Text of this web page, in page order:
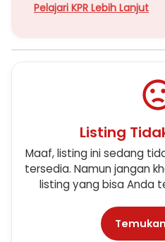
Pelajari KPR Lebih Lanjut
Listing
Maaf, listing ini sedang
tersedia. Namun jangan
listing yang bisa Anda